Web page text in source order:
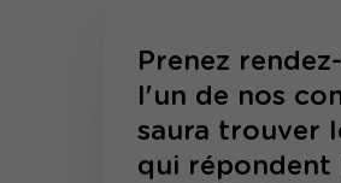
Prenez
l'un de nos
saura trouver
qui répondent